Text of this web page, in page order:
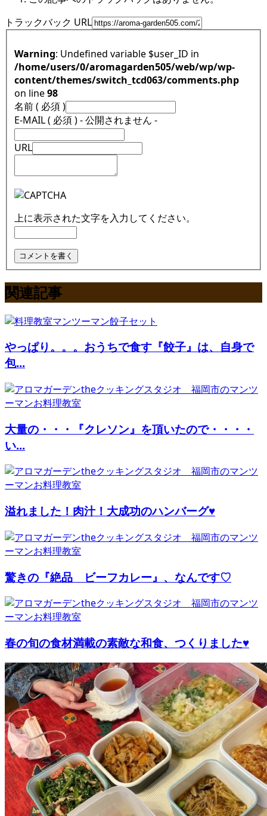
トラックバック URL
Warning : Undefined variable $user_ID in
/home/users/0/aromagarden505/web/wp/wp-
content/themes/switch_tcd063/comments.php
on line98
名前 ( 必須 )
E-MAIL ( 必須 ) - 公開されません -
URL
上に表示された文字を入力してください。
関連記事
やっぱり。。。おうちで食す『餃子』は、自身で
包...
大量の・・・『クレソン』を頂いたので・・・・
い...
溢れました！肉汁！大成功のハンバーグ♥
驚きの『絶品 ビーフカレー』、なんです♡
春の旬の食材満載の素敵な和食、つくりました♥